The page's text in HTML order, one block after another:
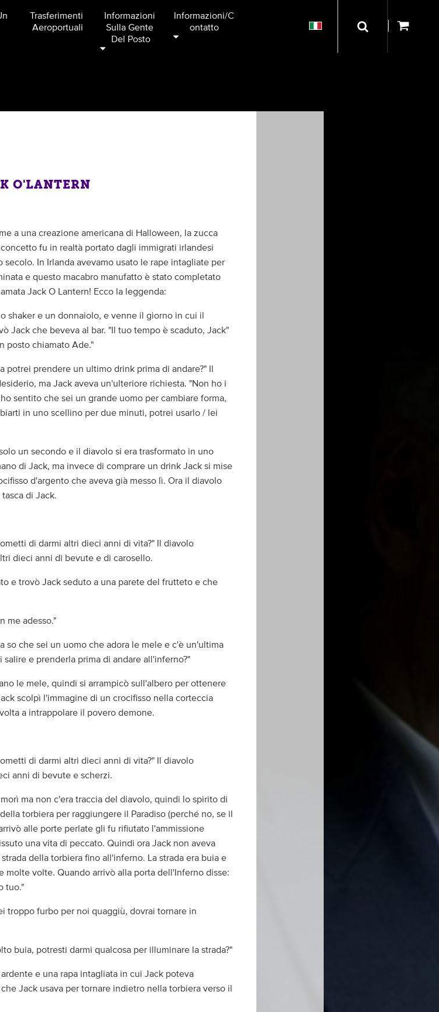
Trasferimenti
Aeroportuali
Informazioni
Sulla Gente
Del Posto
Informazioni/C
Ontatto
O'LANTERN
a una creazione americana di Halloween, la zucca
fu in realtà portato dagli immigrati irlandesi
In Irlanda avevamo usato le rape intagliate per
e questo macabro manufatto è stato completato
Jack O Lantern! Ecco la leggenda:
shaker e un donnaiolo, e venne il giorno in cui il
Jack che beveva al bar. "Il tuo tempo è scaduto, Jack"
posto chiamato Ade."
potrei prendere un ultimo drink prima di andare?" Il
ma Jack aveva un'ulteriore richiesta. "Non ho i
sentito che sei un grande uomo per cambiare forma,
in uno scellino per due minuti, potrei usarlo / lei
un secondo e il diavolo si era trasformato in uno
di Jack, ma invece di comprare un drink Jack si mise
d'argento che aveva già messo lì. Ora il diavolo
di Jack.
di darmi altri dieci anni di vita?" Il diavolo
dieci anni di bevute e di carosello.
e trovò Jack seduto a una parete del frutteto e che
me adesso."
so che sei un uomo che adora le mele e c'è un'ultima
e prenderla prima di andare all'inferno?"
le mele, quindi si arrampicò sull'albero per ottenere
scolpì l'immagine di un crocifisso nella corteccia
a intrappolare il povero demone.
di darmi altri dieci anni di vita?" Il diavolo
anni di bevute e scherzi.
ma non c'era traccia del diavolo, quindi lo spirito di
torbiera per raggiungere il Paradiso (perché no, se il
alle porte perlate gli fu rifiutato l'ammissione
una vita di peccato. Quindi ora Jack non aveva
della torbiera fino all'inferno. La strada era buia e
molte volte. Quando arrivò alla porta dell'Inferno disse:
tuo."
troppo furbo per noi quaggiù, dovrai tornare in
buia, potresti darmi qualcosa per illuminare la strada?"
e una rapa intagliata in cui Jack poteva
Jack usava per tornare indietro nella torbiera verso il